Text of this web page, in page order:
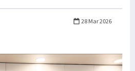
28 Mar 2026